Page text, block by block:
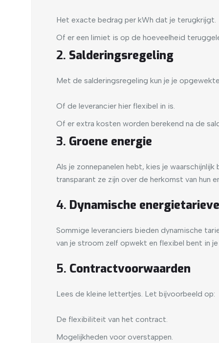
Het exacte bedrag per kWh dat je terugkrijgt.
Of er een limiet is op de hoeveelheid
2. Salderingsregeling
Met de salderingsregeling kun je je
Of de leverancier hier flexibel in is.
Of er extra kosten worden berekend na de
3. Groene energie
Als je zonnepanelen hebt, kies je
transparant ze zijn over de herkomst van hun
4. Dynamische
Sommige leveranciers bieden dynamische
van je stroom zelf opwekt en flexibel bent in
5. Contractvoorwaarden
Lees de kleine lettertjes. Let bijvoorbeeld op:
De flexibiliteit van het contract.
Mogelijkheden voor overstappen.